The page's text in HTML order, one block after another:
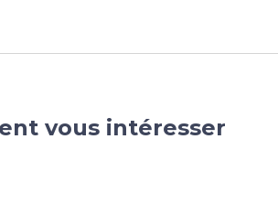
vous intéresser